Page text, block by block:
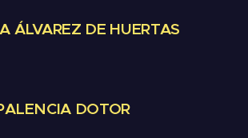
ÁLVAREZ DE HUERTAS
DOTOR